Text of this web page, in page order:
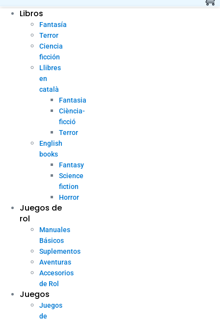
Libros
Fantasía
Terror
Ciencia
ficción
Llibres
en
català
Fantasia
Ciència-
ficció
Terror
English
books
Fantasy
Science
fiction
Horror
Juegos de
rol
Manuales
Básicos
Suplementos
Aventuras
Accesorios
de Rol
Juegos
Juegos
de